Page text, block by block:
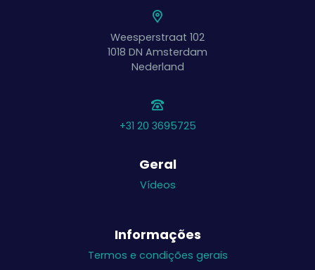
Weesperstraat 102
1018 DN Amsterdam
Nederland
+31 20 3695725
Geral
Vídeos
Informações
Termos e condições gerais